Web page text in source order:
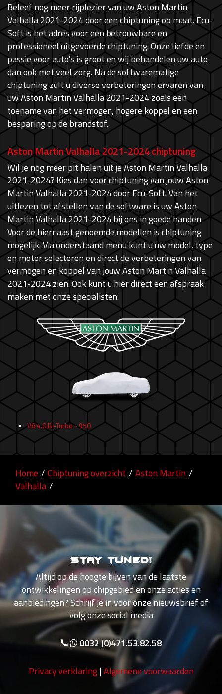
Beleef nog meer rijplezier van uw Aston Martin
Valhalla 2021-2024 door een chiptuning op maat. Ecu-
Soft is het adres voor een betrouwbare en
professioneel uitgevoerde chiptuning. Onze liefde en
passie voor auto's is groot en wij behandelen uw auto
dan ook met veel zorg. Na de softwarematige
chiptuning zult u diverse verbeteringen ervaren van
uw Aston Martin Valhalla 2021-2024 zoals een
toename van het vermogen, hogere koppel en een
besparing op de brandstof.
Aston Martin Valhalla 2021-2024 chiptuning
Wil je nog meer pit halen uit je Aston Martin Valhalla
2021-2024? Kies dan voor chiptuning van jouw Aston
Martin Valhalla 2021-2024 door Ecu-Soft. Van het
uitlezen tot afstellen van de software is uw Aston
Martin Valhalla 2021-2024 bij ons in goede handen.
Voor de hiernaast genoemde modellen is chiptuning
mogelijk. Via onderstaand menu kunt u uw model, type
en motor selecteren en direct de verbeteringen van
vermogen en koppel van jouw Aston Martin Valhalla
2021-2024 zien. Ook kunt u hier direct een afspraak
maken met onze specialisten.
V8 4.0 Bi-Turbo - 950
Home / Chiptuning overzicht / Aston Martin /
Valhalla /
Stay tuned!
Altijd op de hoogte bijven van de laatste
ontwikkelingen op chipgebied en onze acties en
aanbiedingen? Schrijf je in voor onze nieuwsbrief of
volg onze social media
0032 (0)471.53.82.58
Privacy verklaring|Algemene voorwaarden